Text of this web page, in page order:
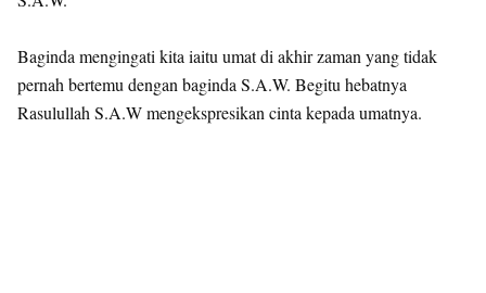
Baginda mengingati kita iaitu umat di akhir zaman yang tidak
pernah bertemu dengan baginda S.A.W. Begitu hebatnya
Rasulullah S.A.W mengekspresikan cinta kepada umatnya.